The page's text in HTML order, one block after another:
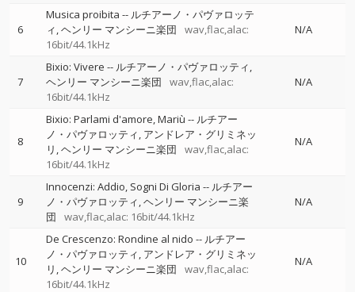
6
Musica proibita -- ルチアーノ・パヴァロッテ
ィ ヘンリー マンシーニ楽団
wav,flac,alac:
16bit/44.1kHz
N/A
7
Bixio: Vivere -- ルチアーノ・パヴァロッティ
ヘンリー マンシーニ楽団
wav,flac,alac:
16bit/44.1kHz
N/A
8
Bixio: Parlami d'amore, Mariù -- ルチアー
ノ・パヴァロッティ アンドレア・グリミネッ
リ ヘンリー マンシーニ楽団
wav,flac,alac:
16bit/44.1kHz
N/A
9
Innocenzi: Addio, Sogni Di Gloria -- ルチアー
ノ・パヴァロッティ ヘンリー マンシーニ楽
団
wav,flac,alac: 16bit/44.1kHz
N/A
10
De Crescenzo: Rondine al nido -- ルチアー
ノ・パヴァロッティ アンドレア・グリミネッ
リ ヘンリー マンシーニ楽団
wav,flac,alac:
16bit/44.1kHz
N/A